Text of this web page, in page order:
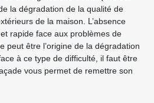
la dégradation de la qualité de
de la maison. L’absence
rapide face aux problèmes de
peut être l’origine de la dégradation
à ce type de difficulté, il faut être
vous permet de remettre son